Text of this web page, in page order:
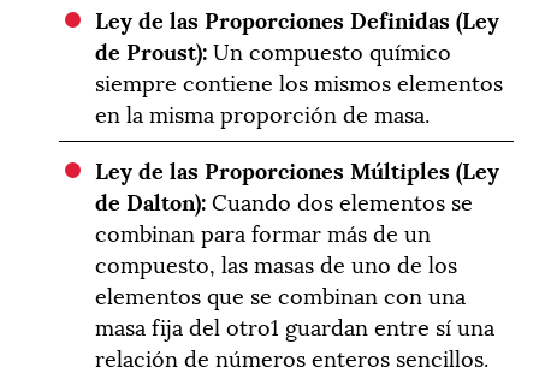
Ley de las Proporciones Definidas (Ley
de Proust):Un compuesto químico
siempre contiene los mismos elementos
en la misma proporción de masa.
Ley de las Proporciones Múltiples (Ley
de Dalton): Cuando dos elementos se
combinan para formar más de un
compuesto, las masas de uno de los
elementos que se combinan con una
masa fija del otro1 guardan entre sí una
relación de números enteros sencillos.